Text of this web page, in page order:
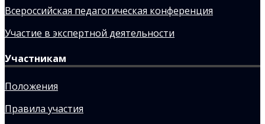
Всероссийская педагогическая конференция
Участие в экспертной деятельности
Участникам
Положения
Правила участия